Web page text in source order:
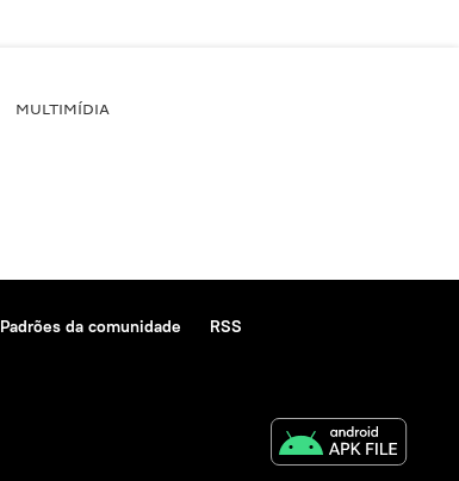
MULTIMÍDIA
Padrões da comunidade
RSS